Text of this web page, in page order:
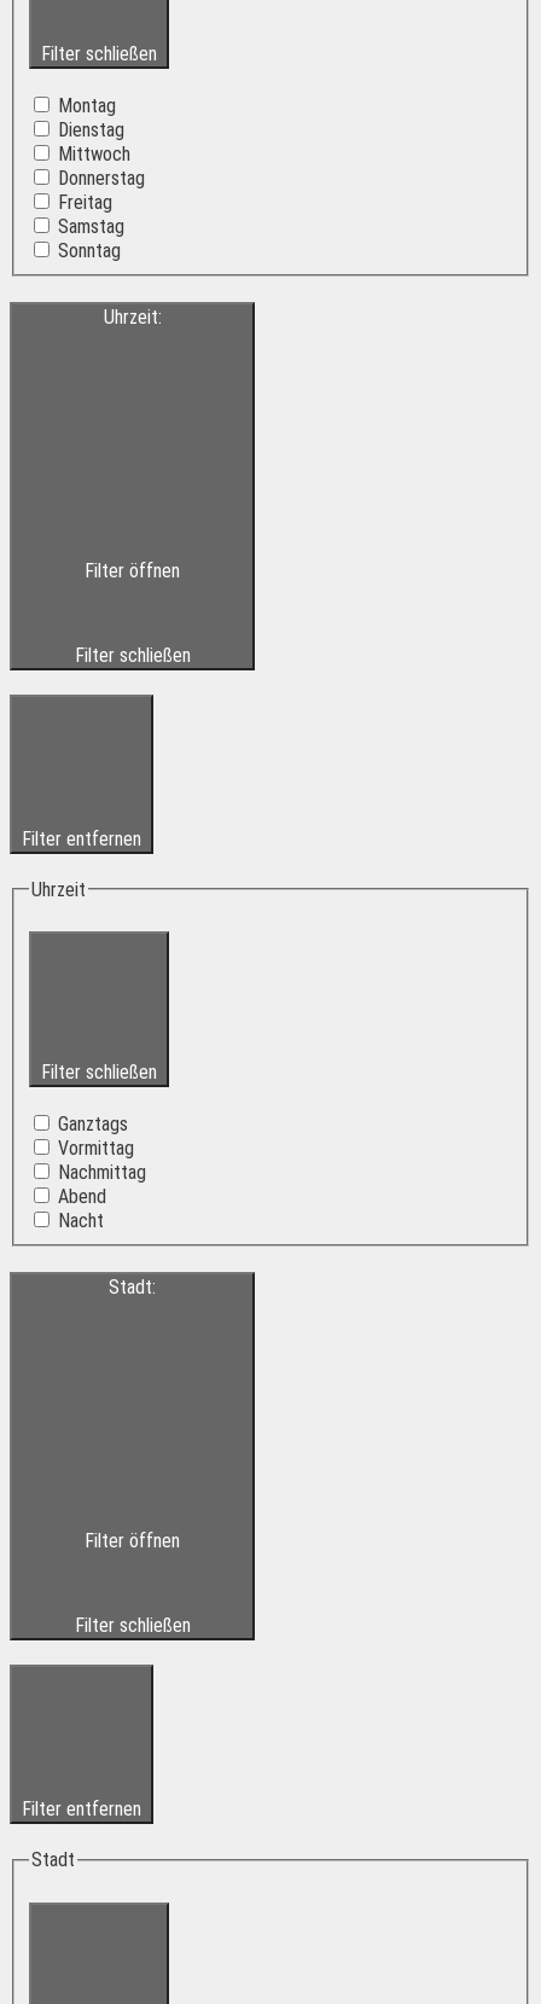
Filter schließen
Montag
Dienstag
Mittwoch
Donnerstag
Freitag
Samstag
Sonntag
Uhrzeit:
Filter öffnen
Filter schließen
Filter entfernen
Uhrzeit
Filter schließen
Ganztags
Vormittag
Nachmittag
Abend
Nacht
Stadt:
Filter öffnen
Filter schließen
Filter entfernen
Stadt